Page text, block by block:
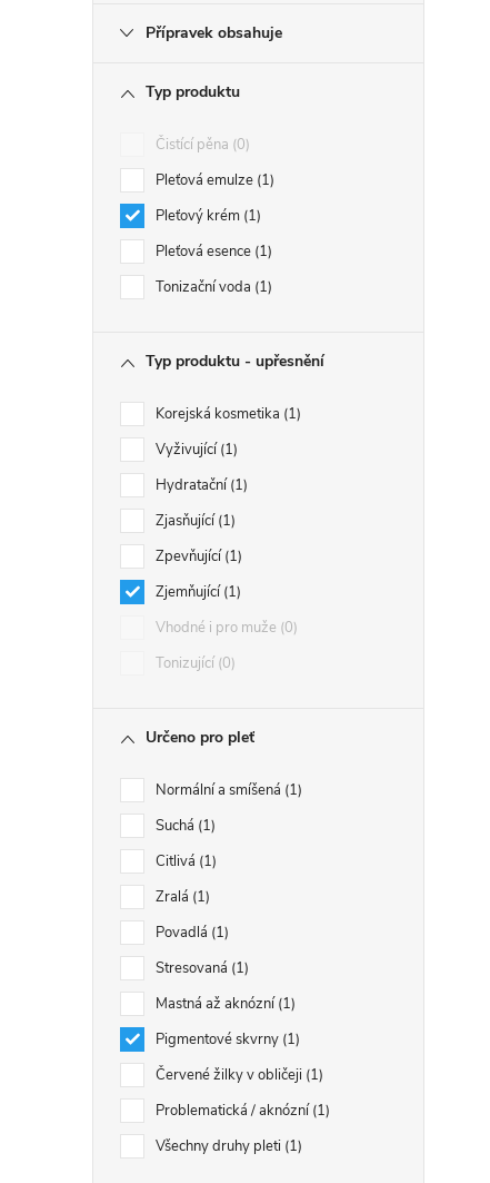
Přípravek obsahuje
Typ produktu
Čistící pěna 0
Pleťová emulze 1
Pleťový krém 1
Pleťová esence 1
Tonizační voda 1
Typ produktu - upřesnění
Korejská kosmetika 1
Vyživující 1
Hydratační 1
Zjasňující 1
Zpevňující 1
Zjemňující 1
Vhodné i pro muže 0
Tonizující 0
Určeno pro pleť
Normální a smíšená 1
Suchá 1
Citlivá 1
Zralá 1
Povadlá 1
Stresovaná 1
Mastná až aknózní 1
Pigmentové skvrny 1
Červené žilky v obličeji 1
Problematická / aknózní 1
Všechny druhy pleti 1